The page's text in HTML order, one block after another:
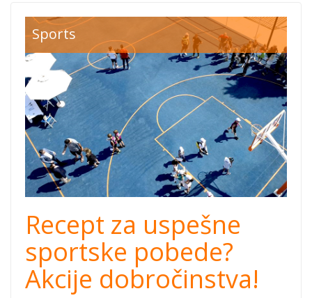
Lustica-Bay-
kamp.jpg
Sports
Recept za uspešne
sportske pobede?
Akcije dobročinstva!